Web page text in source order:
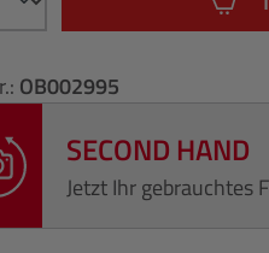
OB002995
SECOND HAND
Jetzt Ihr